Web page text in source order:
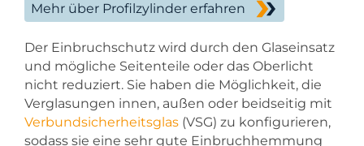
Mehr über Profilzylinder erfahren
Der Einbruchschutz wird durch den Glaseinsatz
und mögliche Seitenteile oder das Oberlicht
nicht reduziert. Sie haben die Möglichkeit, die
Verglasungen innen, außen oder beidseitig mit
Verbundsicherheitsglas (VSG) zu konfigurieren,
sodass sie eine sehr gute Einbruchhemmung